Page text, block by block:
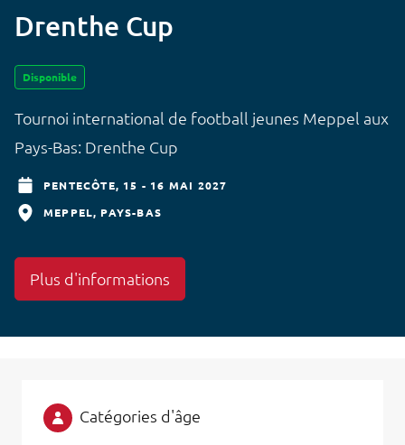
Drenthe Cup
Disponible
Tournoi international de football jeunes Meppel aux
Pays-Bas: Drenthe Cup
PENTECÔTE, 15 - 16 MAI 2027
MEPPEL PAYS-BAS
Plus d'informations
Catégories d'âge